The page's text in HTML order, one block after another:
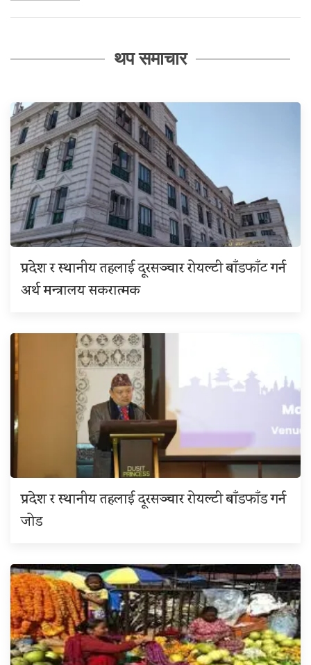
थप समाचार
प्रदेश र स्थानीय तहलाई दूरसञ्चार रोयल्टी बाँडफाँट गर्न
अर्थ मन्त्रालय सकरात्मक
प्रदेश र स्थानीय तहलाई दूरसञ्चार रोयल्टी बाँडफाँड गर्न
जोड